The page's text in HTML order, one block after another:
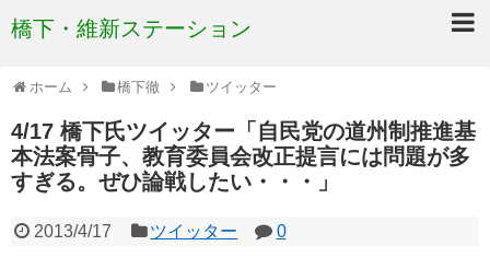
橋下・維新ステーション
ホーム 橋下徹 ツイッター
4/17 橋下氏ツイッター「自民党の道州制推進基
本法案骨子、教育委員会改正提言には問題が多
すぎる。ぜひ論戦したい・・・」
2013/4/17 ツイッター 0